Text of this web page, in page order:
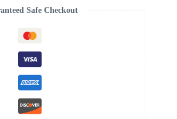
Safe Checkout